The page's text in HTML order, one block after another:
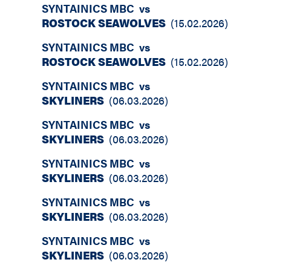
SYNTAINICS MBC vs
ROSTOCK SEAWOLVES (15.02.2026)
SYNTAINICS MBC vs
ROSTOCK SEAWOLVES (15.02.2026)
SYNTAINICS MBC vs
SKYLINERS (06.03.2026)
SYNTAINICS MBC vs
SKYLINERS (06.03.2026)
SYNTAINICS MBC vs
SKYLINERS (06.03.2026)
SYNTAINICS MBC vs
SKYLINERS (06.03.2026)
SYNTAINICS MBC vs
SKYLINERS (06.03.2026)